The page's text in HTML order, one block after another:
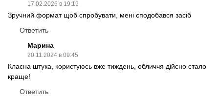
17.02.2026 в 19:19
Зручний формат щоб спробувати, мені сподобався засіб
Ответить
Марина
20.11.2024 в 09:45
Класна штука, користуюсь вже тиждень, обличчя дійсно стало
краще!
Ответить